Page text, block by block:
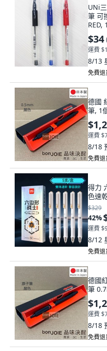
UNi
筆 可
RED,
$34 (
運費
8/13
免費退
德國
筆, 1
運費
8/18
免費退
得力
色速
$329
42%
運費
8/12
免費退
德國
筆
運費
8/18
免費退